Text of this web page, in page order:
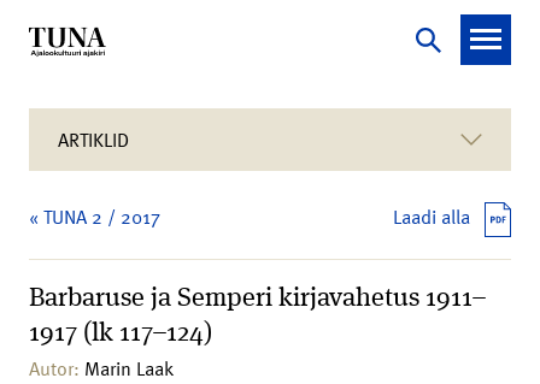
ARTIKLID
« TUNA 2 / 2017 Laadi alla
Barbaruse ja Semperi kirjavahetus 1911–
1917 (lk 117–124)
Autor: Marin Laak